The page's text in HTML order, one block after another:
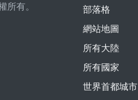
所有。
部落格
網站地圖
所有大陸
所有國家
世界首都城市